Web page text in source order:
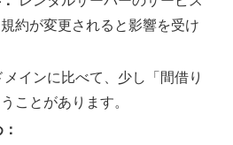
約が変更されると影響を受け
メインに比べて、少し「間借り
ことがあります。